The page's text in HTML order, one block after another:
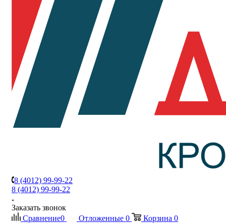
8 (4012) 99-99-22
8 (4012) 99-99-22
Заказать звонок
Сравнение0 Отложенные 0 Корзина 0